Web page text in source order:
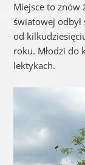
Miejsce to znów
światowej
od
roku. Młodzi do
lektykach.